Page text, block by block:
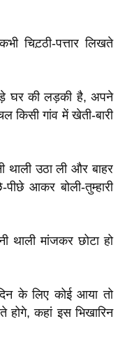
चिट़ठी-पत्तार लिखते
घर की लड़की है, अपने
किसी गांव में खेती-बारी
उठा ली और बाहर
आकर बोली-तुम्हारी
थाली मांजकर छोटा हो
के लिए कोई आया तो
कहां इस भिखारिन